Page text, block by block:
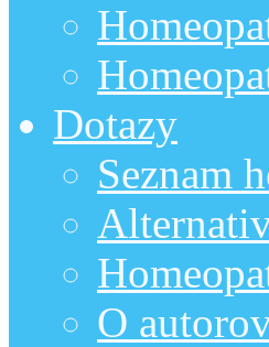
Dotazy
Seznam
O